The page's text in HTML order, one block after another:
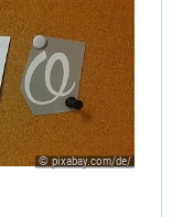
© pixabay.com/de/